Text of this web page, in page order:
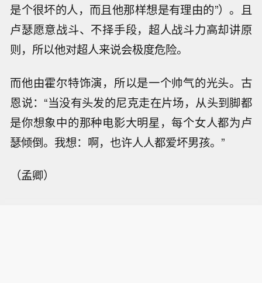
是个很坏的人，而且他那样想是有理由的”）。且
卢瑟愿意战斗、不择手段，超人战斗力高却讲原
则，所以他对超人来说会极度危险。
而他由霍尔特饰演，所以是一个帅气的光头。古
恩说：“当没有头发的尼克走在片场，从头到脚都
是你想象中的那种电影大明星，每个女人都为卢
瑟倾倒。我想：啊，也许人人都爱坏男孩。”
（孟卿）